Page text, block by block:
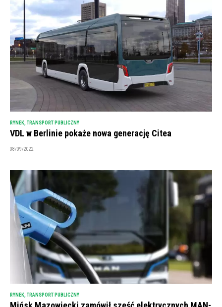
RYNEK TRANSPORT PUBLICZNY
VDL w Berlinie pokaże nowa generację Citea
08/09/2022
RYNEK, TRANSPORT PUBLICZNY